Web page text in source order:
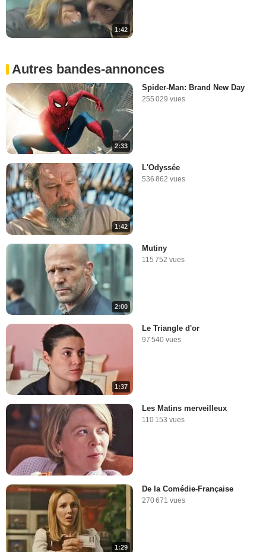
1:42
Autres bandes-annonces
2:33
Spider-Man: Brand New Day
255 029 vues
1:42
L'Odyssée
536 862 vues
2:00
Mutiny
115 752 vues
1:37
Le Triangle d'or
97 540 vues
Les Matins merveilleux
110 153 vues
1:29
De la Comédie-Française
270 671 vues